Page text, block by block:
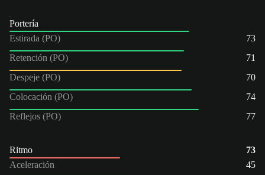
Portería
Estirada (PO)
73
Retención (PO)
71
Despeje (PO)
70
Colocación (PO)
74
Reflejos (PO)
77
Ritmo
73
Aceleración
45